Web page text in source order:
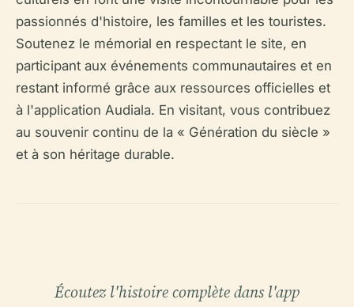
passionnés d'histoire, les familles et les touristes.
Soutenez le mémorial en respectant le site, en
participant aux événements communautaires et en
restant informé grâce aux ressources officielles et
à l'application Audiala. En visitant, vous contribuez
au souvenir continu de la « Génération du siècle »
et à son héritage durable.
Écoutez l'histoire complète dans l'app